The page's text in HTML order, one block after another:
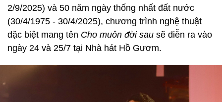
2/9/2025) và 50 năm ngày thống nhất đất nước
(30/4/1975 - 30/4/2025), chương trình nghệ thuật
đặc biệt mang tên Cho muôn đời sau sẽ diễn ra vào
ngày 24 và 25/7 tại Nhà hát Hồ Gươm.